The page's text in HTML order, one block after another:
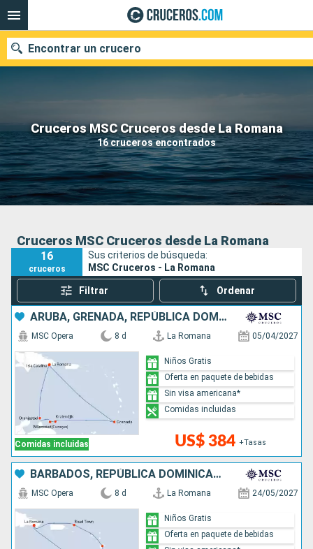
Cruceros MSC Cruceros desde La Romana
16 cruceros encontrados
Encontrar un crucero
Nuestros destinos
Fecha de salida
Puertos Compañías
Cruceros MSC Cruceros desde La Romana
16
cruceros
Sus criterios de búsqueda:
MSC Cruceros - La Romana
Filtrar Ordenar
ARUBA, GRENADA, REPÚBLICA DOMINICANA
Comidas incluidas
MSC Opera 8 d La Romana 05/04/2027
US$ 384 +Tasas
Niños Gratis
Oferta en paquete de bebidas
Sin visa americana*
Comidas incluidas
BARBADOS, REPÚBLICA DOMINICANA
MSC Opera 8 d La Romana 24/05/2027
Niños Gratis
Oferta en paquete de bebidas